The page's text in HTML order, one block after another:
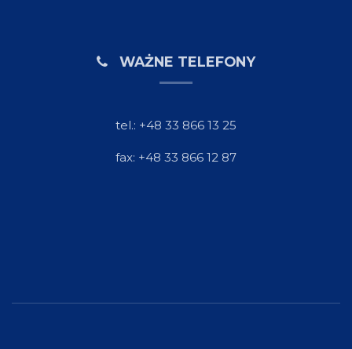
WAŻNE TELEFONY
tel.: +48 33 866 13 25
fax: +48 33 866 12 87